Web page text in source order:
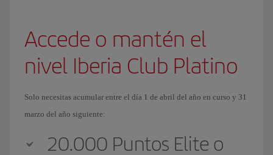
Accede o mantén el
nivel Iberia Club Platino
Solo necesitas acumular entre el día 1 de abril del año en curso y 31
marzo del año siguiente:
20.000 Puntos Elite o